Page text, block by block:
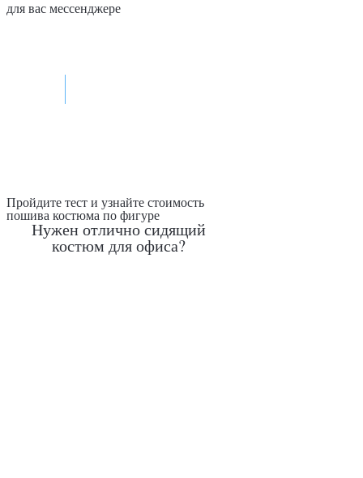
для вас мессенджере
Пройдите тест и узнайте стоимость
пошива костюма по фигуре
Нужен отлично сидящий
костюм для офиса?